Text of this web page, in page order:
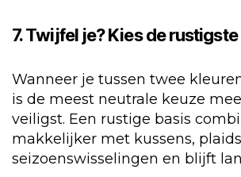
7. Twijfel je? Kies de
Wanneer je tussen twee
is de meest neutrale keuze
veiligst. Een rustige basis
makkelijker met kussens,
seizoenswisselingen en blijft